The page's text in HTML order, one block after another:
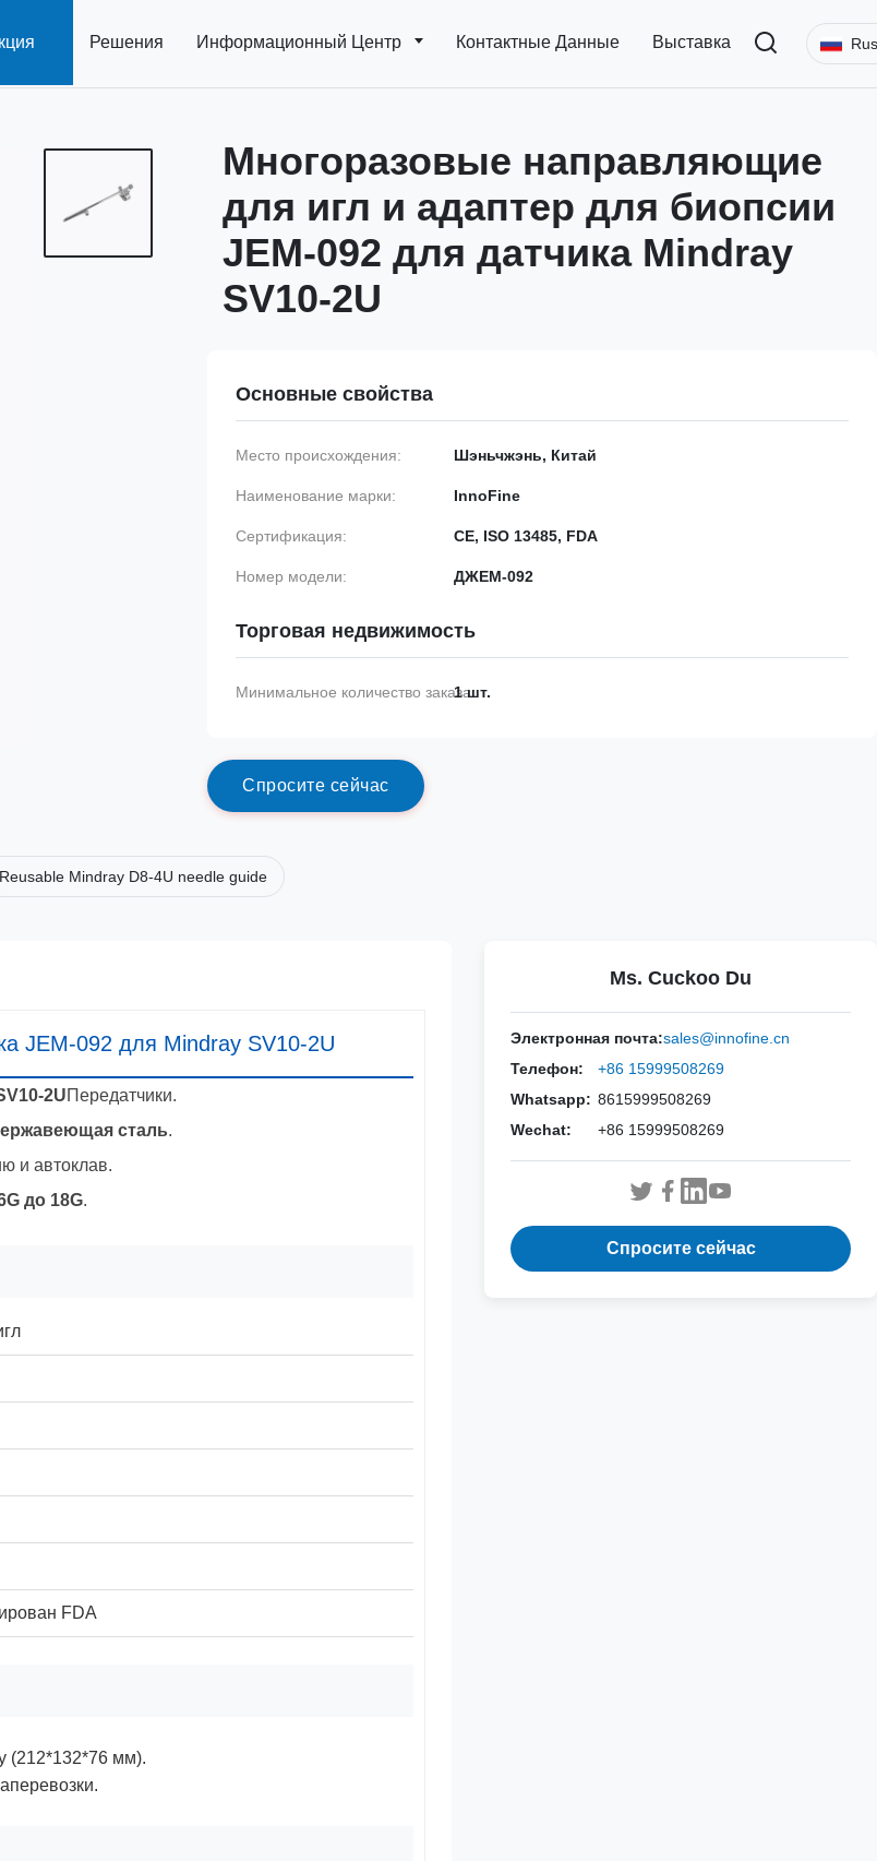
Решения Информационный Центр Контактные Данные Выставка
Многоразовые направляющие
для игл и адаптер для биопсии
JEM-092 для датчика Mindray
SV10-2U
Основные свойства
Место происхождения: Шэньчжэнь, Китай
Наименование марки: InnoFine
Сертификация: CE, ISO 13485, FDA
Номер модели: ДЖЕМ-092
Торговая недвижимость
Минимальное количество заказа:
1 шт.
Спросите сейчас
Reusable Mindray D8-4U needle guide
JEM-092 для Mindray SV10-2U
2UПередатчики.
сталь.
и автоклав.
до 18G.
FDA
(212*132*76 мм).
Ms. Cuckoo Du
Электронная почта:sales@innofine.cn
Телефон:
+86 15999508269
Whatsapp: 8615999508269
Wechat:
+86 15999508269
Спросите сейчас